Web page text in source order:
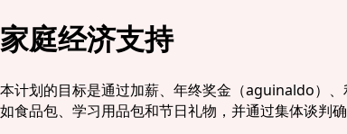
家庭经济支持
本计划的目标是通过加薪、年终奖金（aguinaldo）
如食品包、学习用品包和节日礼物，并通过集体谈判